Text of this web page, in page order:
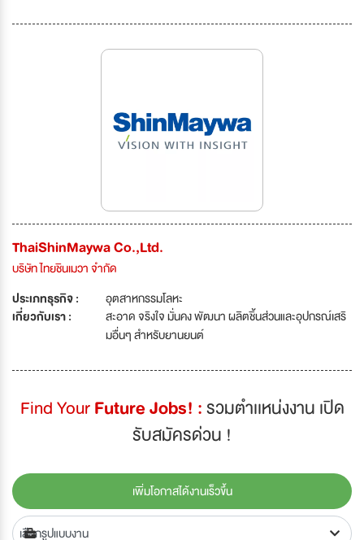
ThaiShinMaywa Co.,Ltd.
บริษัท ไทยชินเมวา จำกัด
ประเภทธุรกิจ :
อุตสาหกรรมโลหะ
เกี่ยวกับเรา :
สะอาด จริงใจ มั่นคง พัฒนา ผลิตชิ้นส่วนและอุปกรณ์เสริ
มอื่นๆ สำหรับยานยนต์
Find YourFuture Jobs! :รวมตำเเหน่งงาน เปิด
รับสมัครด่วน !
เพิ่มโอกาสได้งานเร็วขึ้น